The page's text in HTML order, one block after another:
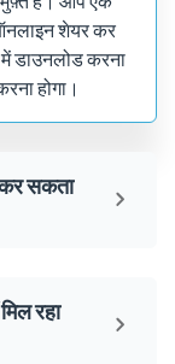
शेयर कर
डाउनलोड करना
होगा।
सकता
रहा